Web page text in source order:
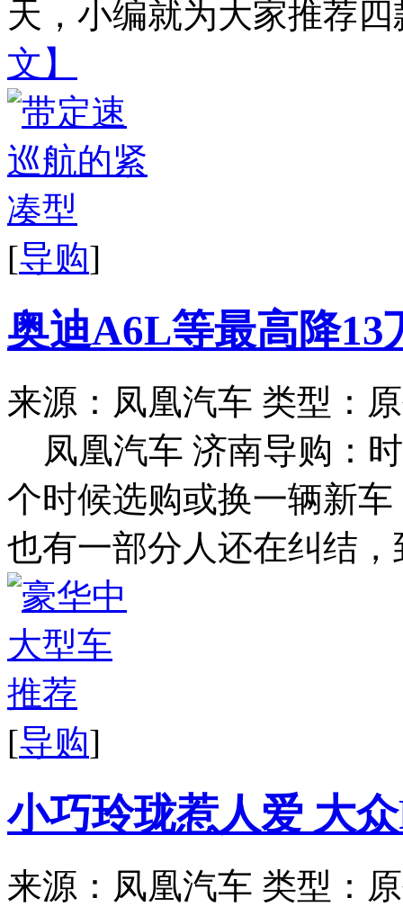
天，小编就为大家推荐
文】
[导购]
奥迪A6L等最高降13
来源：凤凰汽车 类型：
凤凰汽车 济南导购：
个时候选购或换一辆新
也有一部分人还在纠结
[导购]
小巧玲珑惹人爱 大
来源：凤凰汽车 类型：